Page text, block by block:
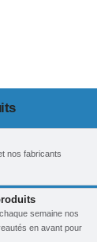
nos fabricants
semaine nos
en avant pour